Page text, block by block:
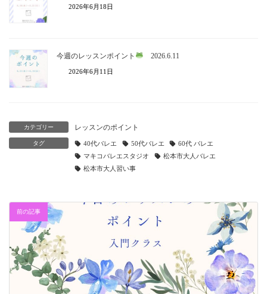
2026年6月18日
今週のレッスンポイント 2026.6.11
2026年6月11日
カテゴリー レッスンのポイント
タグ 40代バレエ 50代バレエ
60代 バレエ
マキコバレエスタジオ
松本市大人バレエ
松本市大人習い事
前の記事